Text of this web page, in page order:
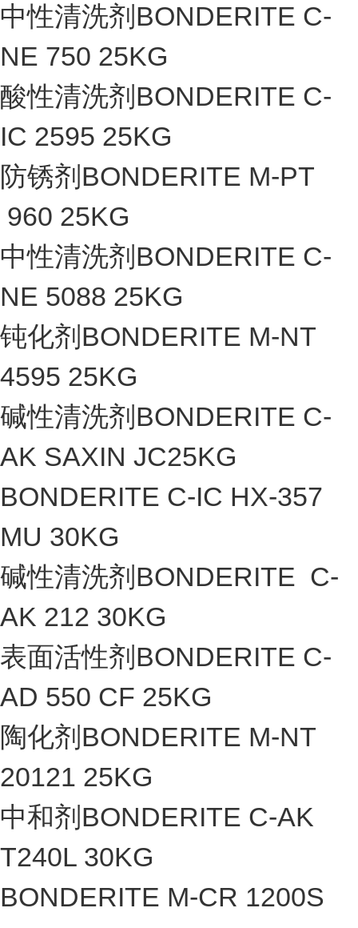
中性清洗剂BONDERITE C-
NE 750 25KG
酸性清洗剂BONDERITE C-
IC 2595 25KG
防锈剂BONDERITE M-PT
960 25KG
中性清洗剂BONDERITE C-
NE 5088 25KG
钝化剂BONDERITE M-NT
4595 25KG
碱性清洗剂BONDERITE C-
AK SAXIN JC25KG
BONDERITE C-IC HX-357
MU 30KG
碱性清洗剂BONDERITE C-
AK 212 30KG
表面活性剂BONDERITE C-
AD 550 CF 25KG
陶化剂BONDERITE M-NT
20121 25KG
中和剂BONDERITE C-AK
T240L 30KG
BONDERITE M-CR 1200S